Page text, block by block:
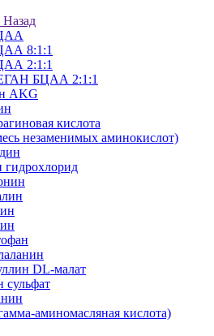
Назад
8:1:1
2:1:1
БЦАА 2:1:1
AKG
кислота
незаменимых аминокислот)
DL-малат
cульфат
аминомасляная кислота)